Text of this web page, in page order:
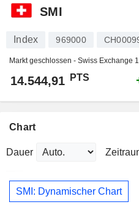
SMI
Index 969000
Markt geschlossen - Swiss Exchange
14.544,91 PTS
Chart
Dauer
SMI: Dynamischer Chart